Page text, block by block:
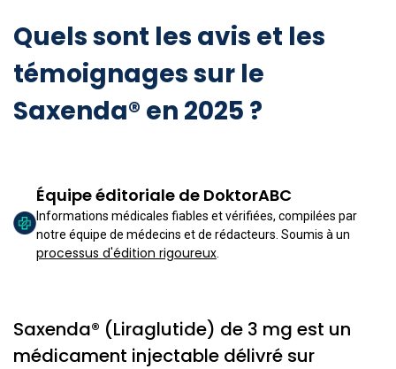
Quels sont les avis et les
témoignages sur le
Saxenda® en 2025 ?
Équipe éditoriale de DoktorABC
Informations médicales fiables et vérifiées, compilées par
notre équipe de médecins et de rédacteurs. Soumis à un
processus d'édition rigoureux.
Saxenda® (Liraglutide) de 3 mg est un
médicament injectable délivré sur